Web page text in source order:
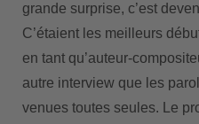
grande surprise, c’est
C’étaient les meilleurs
en tant qu’auteur-
autre interview que les
venues toutes seules. Le